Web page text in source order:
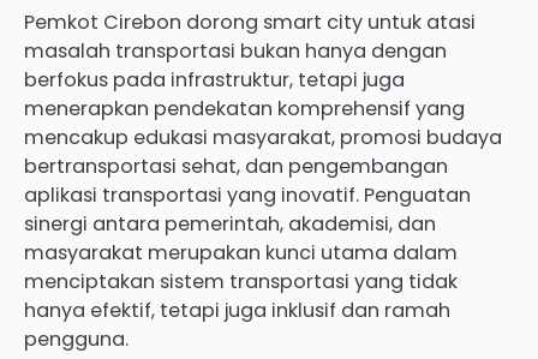
Pemkot Cirebon dorong smart city untuk atasi
masalah transportasi bukan hanya dengan
berfokus pada infrastruktur, tetapi juga
menerapkan pendekatan komprehensif yang
mencakup edukasi masyarakat, promosi budaya
bertransportasi sehat, dan pengembangan
aplikasi transportasi yang inovatif. Penguatan
sinergi antara pemerintah, akademisi, dan
masyarakat merupakan kunci utama dalam
menciptakan sistem transportasi yang tidak
hanya efektif, tetapi juga inklusif dan ramah
pengguna.